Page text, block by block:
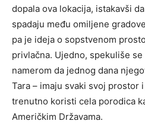
dopala ova lokacija, istakavši
spadaju među omiljene
pa je ideja o sopstvenom
privlačna. Ujedno, spekuliše
namerom da jednog dana
Tara – imaju svaki svoj prostor
trenutno koristi cela porodica
Američkim Državama.